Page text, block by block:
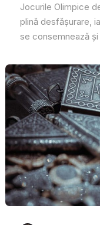
Jocurile Olimpice
plină desfășurare,
se consemnează